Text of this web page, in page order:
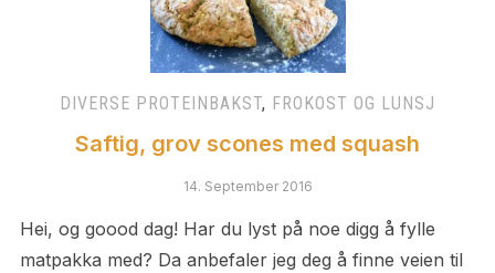
DIVERSE PROTEINBAKST, FROKOST OG LUNSJ
Saftig, grov scones med squash
14. September 2016
Hei, og goood dag! Har du lyst på noe digg å fylle
matpakka med? Da anbefaler jeg deg å finne veien til